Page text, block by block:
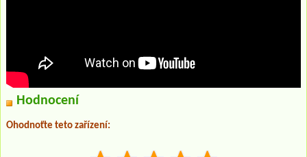
Hodnocení
Ohodnoťte teto zařízení: